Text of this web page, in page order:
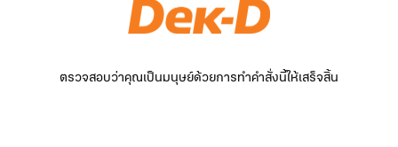
ตรวจสอบว่าคุณเป็นมนุษย์ด้วยการทำคำสั่งนี้ให้เสร็จสิ้น